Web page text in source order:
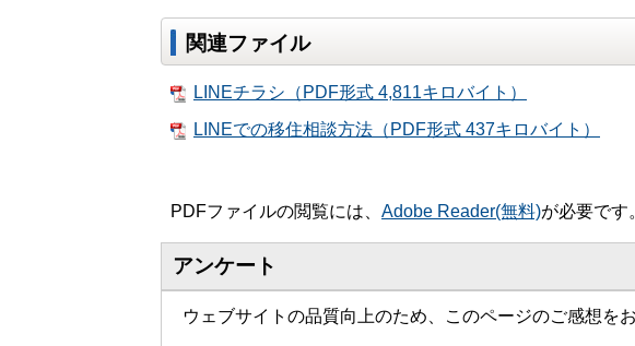
関連ファイル
LINEチラシ（PDF形式 4,811キロバイト）
LINEでの移住相談方法（PDF形式 437キロバイト）
PDFファイルの閲覧には、 Adobe Reader(無料)が必要です
アンケート
ウェブサイトの品質向上のため、このページのご感想を